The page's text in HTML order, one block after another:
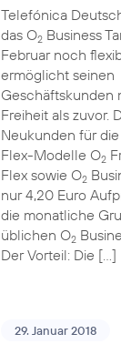
Telefónica
das O2Business
Februar noch
ermöglicht seinen
Geschäftskunden
Freiheit als zuvor.
Neukunden für
Flex-Modelle O2
Flex sowie O2
nur 4,20 Euro
die monatliche
üblichen O2
Der Vorteil: Die […]
29. Januar 2018